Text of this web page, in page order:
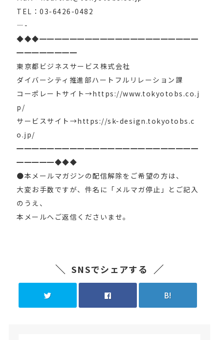
TEL：03-6426-0482
—-
◆◆◆━━━━━━━━━━━━━━━━━━━━━
━━━━━━━━
東京都ビジネスサービス株式会社
ダイバーシティ推進部ハートフルリレーション課
コーポレートサイト→https://www.tokyotobs.co.j
p/
サービスサイト→https://sk-design.tokyotobs.c
o.jp/
━━━━━━━━━━━━━━━━━━━━━━━━
━━━━━◆◆◆
●本メールマガジンの配信解除をご希望の方は、
大変お手数ですが、件名に「メルマガ停止」とご記入
のうえ、
本メールへご返信くださいませ。
SNSでシェアする
B!